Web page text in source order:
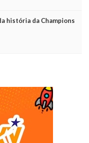
história da Champions